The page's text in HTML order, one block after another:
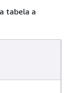
tabela a